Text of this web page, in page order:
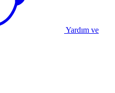
Yardım ve